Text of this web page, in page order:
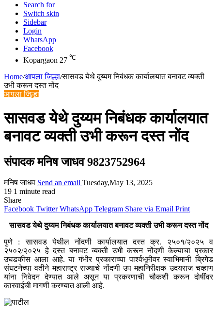
Search for
Switch skin
Sidebar
Login
WhatsApp
Facebook
Kopargaon 27 ℃
Home/आपला जिल्हा/सासवड येथे दुय्यम निबंधक कार्यालयात बनावट व्यक्ती
उभी करून दस्त नोंद
आपला जिल्हा
सासवड येथे दुय्यम निबंधक कार्यालयात
बनावट व्यक्ती उभी करून दस्त नोंद
संपादक मनिष जाधव 9823752964
मनिष जाधव Send an email Tuesday,May 13, 2025
19 1 minute read
Share
Facebook Twitter WhatsApp Telegram Share via Email Print
सासवड येथे दुय्यम निबंधक कार्यालयात बनावट व्यक्ती उभी करून दस्त नोंद
पुणे : सासवड येथील नोंदणी कार्यालयात दस्त क्र. २५०१/२०२५ व
२५०२/२०२५ हे दस्त बनावट व्यक्ती उभी करून नोंदणी केल्याचा प्रकार
उघडकीस आला आहे. या गंभीर प्रकाराच्या पार्श्वभूमीवर स्वाभिमानी ब्रिगेड
संघटनेच्या वतीने महाराष्ट्र राज्याचे नोंदणी उप महानिरीक्षक उदयराज चव्हाण
यांना निवेदन देण्यात आले असून या प्रकरणाची चौकशी करून दोषींवर
कारवाईची मागणी करण्यात आली आहे.